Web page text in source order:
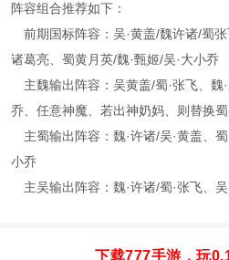
阵容组合推荐如下：
前期国标阵容：吴·黄盖/魏许诸/蜀
诸葛亮、蜀黄月英/魏·甄姬/吴·大小乔
主魏输出阵容：吴黄盖/蜀·张飞、魏
乔、任意神魔、若出神奶妈、则替换蜀
主蜀输出阵容：魏·许诸/吴·黄盖、
小乔
主吴输出阵容：魏·许诸/蜀·张飞、
下载777手游，玩